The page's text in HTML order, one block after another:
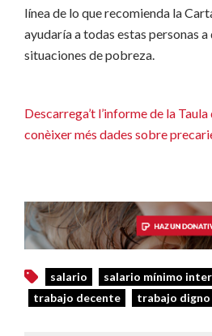
línea de lo que recomienda la
ayudaría a todas estas personas
situaciones de pobreza.
Descarrega’t l’informe de la
conèixer més dades sobre
salario salario mínimo
trabajo decente
trabajo digno